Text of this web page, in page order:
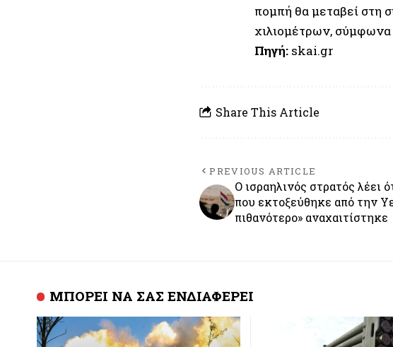
πομπή θα μεταβεί στη
χιλιομέτρων,
Πηγή: skai.gr
Share This Article
PREVIOUS ARTICLE
Ο ισραηλινός στρατός λέει
που εκτοξεύθηκε από την
πιθανότερο» αναχαιτίστηκε
ΜΠΟΡΕΙ ΝΑ ΣΑΣ ΕΝΔΙΑΦΕΡΕΙ